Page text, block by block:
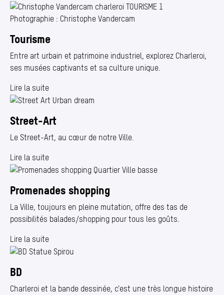
Photographie : Christophe Vandercam
Tourisme
Entre art urbain et patrimoine industriel, explorez Charleroi,
ses musées captivants et sa culture unique.
Lire la suite
Street-Art
Le Street-Art, au cœur de notre Ville.
Lire la suite
Promenades shopping
La Ville, toujours en pleine mutation, offre des tas de
possibilités balades/​shopping pour tous les goûts.
Lire la suite
BD
Charleroi et la bande dessinée, c’est une très longue histoire